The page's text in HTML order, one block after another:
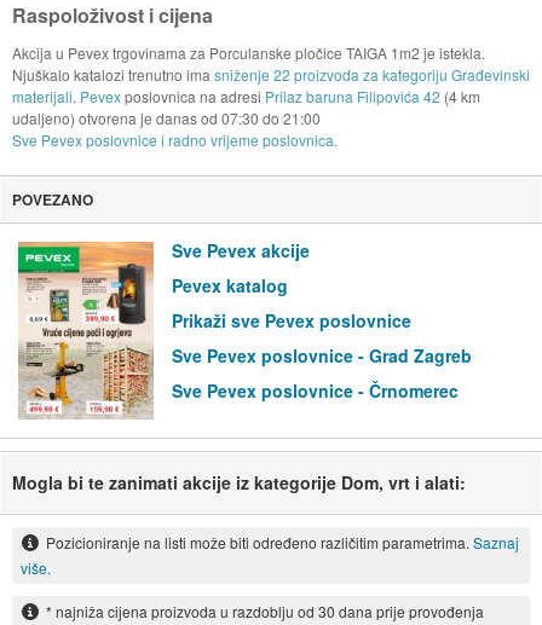
Raspoloživost i cijena
Akcija u Pevex trgovinama za Porculanske pločice TAIGA 1m2 je istekla.
Njuškalo katalozi trenutno ima sniženje 22 proizvoda za kategoriju Građevinski
materijali. Pevexposlovnica na adresi Prilaz baruna Filipovića 42 (4 km
udaljeno) otvorena je danas od 07:30 do 21:00
Sve Pevex poslovnice i radno vrijeme poslovnica.
POVEZANO
Sve Pevex akcije
Pevex katalog
Prikaži sve Pevex poslovnice
Sve Pevex poslovnice - Grad Zagreb
Sve Pevex poslovnice - Črnomerec
Mogla bi te zanimati akcije iz kategorije Dom, vrt i alati:
Pozicioniranje na listi može biti određeno različitim parametrima. Saznaj
više.
* najniža cijena proizvoda u razdoblju od 30 dana prije provođenja